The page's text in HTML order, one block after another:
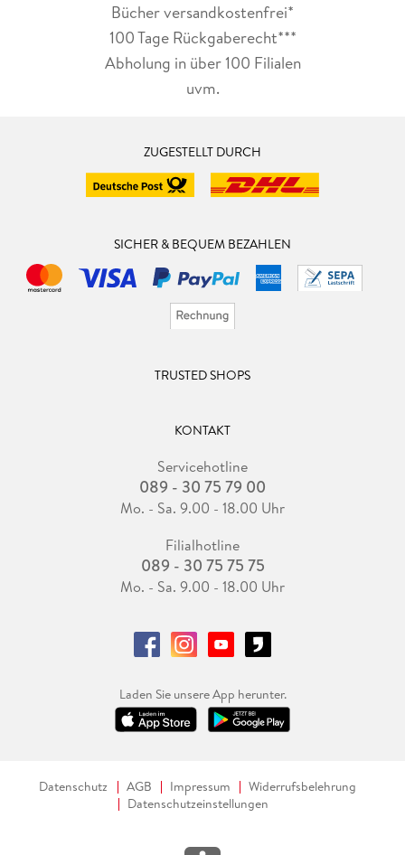
Bücher versandkostenfrei*
100 Tage Rückgaberecht***
Abholung in über 100 Filialen
uvm.
ZUGESTELLT DURCH
SICHER & BEQUEM BEZAHLEN
TRUSTED SHOPS
KONTAKT
Servicehotline
089 - 30 75 79 00
Mo. - Sa. 9.00 - 18.00 Uhr
Filialhotline
089 - 30 75 75 75
Mo. - Sa. 9.00 - 18.00 Uhr
Laden Sie unsere App herunter.
Datenschutz AGB Impressum
Widerrufsbelehrung
Datenschutzeinstellungen